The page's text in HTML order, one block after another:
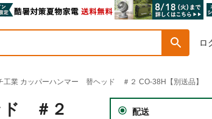
ロ
工業 カッパーハンマー 替ヘッド ＃２ CO-38H【別送品】
ド ＃２
配送